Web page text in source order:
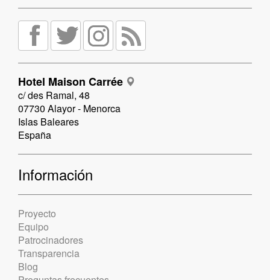
Hotel Maison Carrée
c/ des Ramal, 48
07730 Alayor - Menorca
Islas Baleares
España
Información
Proyecto
Equipo
Patrocinadores
Transparencia
Blog